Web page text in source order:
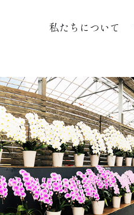
私たちについて